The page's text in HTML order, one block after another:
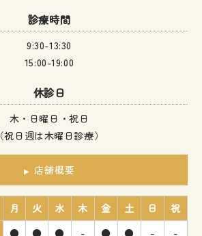
診療時間
9:30-13:30
15:00-19:00
休診日
木・日曜日・祝日
（祝日週は木曜日診療）
店舗概要
月 火 水 木 金 土 日
祝
● ● ● - ● ● -
-